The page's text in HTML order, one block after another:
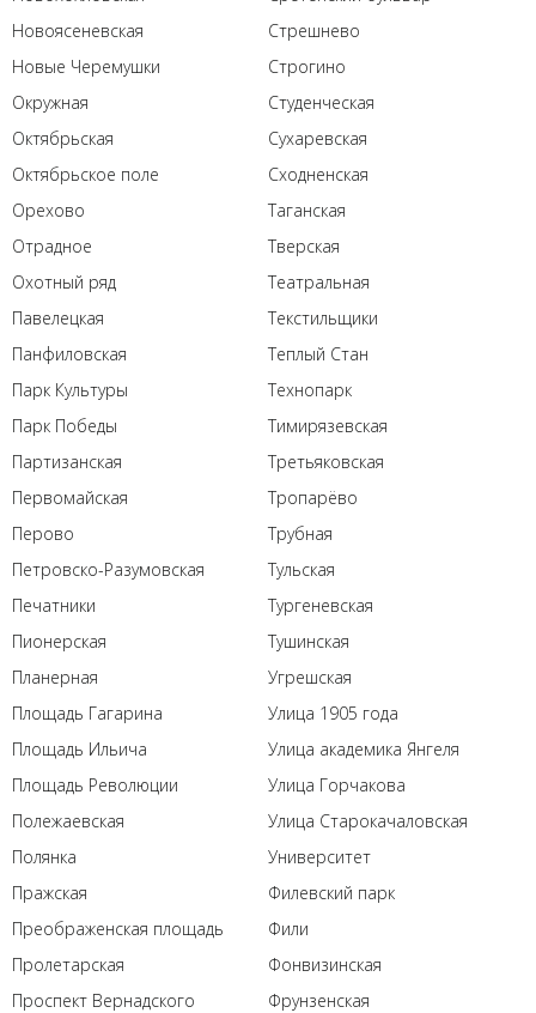
Новоясеневская
Новые Черемушки
Окружная
Октябрьская
Октябрьское поле
Орехово
Отрадное
Охотный ряд
Павелецкая
Панфиловская
Парк Культуры
Парк Победы
Партизанская
Первомайская
Перово
Петровско-Разумовская
Печатники
Пионерская
Планерная
Площадь Гагарина
Площадь Ильича
Площадь Революции
Полежаевская
Полянка
Пражская
Преображенская площадь
Пролетарская
Проспект Вернадского
Стрешнево
Строгино
Студенческая
Сухаревская
Сходненская
Таганская
Тверская
Театральная
Текстильщики
Теплый Стан
Технопарк
Тимирязевская
Третьяковская
Тропарёво
Трубная
Тульская
Тургеневская
Тушинская
Угрешская
Улица 1905 года
Улица академика Янгеля
Улица Горчакова
Улица Старокачаловская
Университет
Филевский парк
Фили
Фонвизинская
Фрунзенская